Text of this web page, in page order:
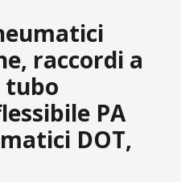
raccordi a
tubo
PA
DOT,